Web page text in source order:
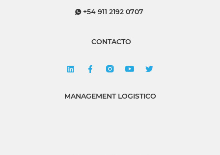
+54 911 2192 0707
CONTACTO
MANAGEMENT LOGISTICO